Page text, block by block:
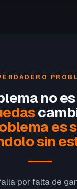
no
es
sin
por falta de